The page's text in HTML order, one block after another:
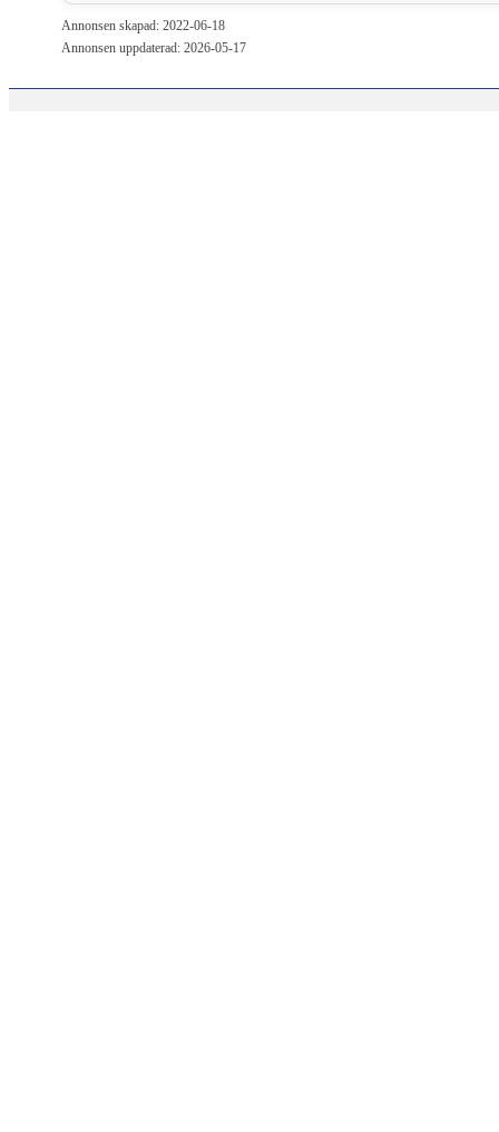
Annonsen skapad: 2022-06-18
Annonsen uppdaterad: 2026-05-17